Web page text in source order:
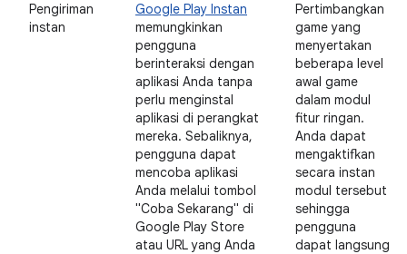
Pengiriman
instan
Google Play Instan
memungkinkan
pengguna
berinteraksi dengan
aplikasi Anda tanpa
perlu menginstal
aplikasi di perangkat
mereka. Sebaliknya,
pengguna dapat
mencoba aplikasi
Anda melalui tombol
"Coba Sekarang" di
Google Play Store
atau URL yang Anda
Pertimbangkan
game yang
menyertakan
beberapa level
awal game
dalam modul
fitur ringan.
Anda dapat
mengaktifkan
secara instan
modul tersebut
sehingga
pengguna
dapat langsung